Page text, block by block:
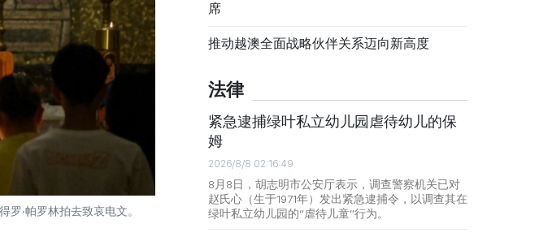
‧帕罗林拍去致哀电文。
席
推动越澳全面战略伙伴关系迈向新高度
法律
紧急逮捕绿叶私立幼儿园虐待幼儿的保
姆
2026/8/8 02:16:49
8月8日，胡志明市公安厅表示，调查警察机关已对
赵氏心（生于1971年）发出紧急逮捕令，以调查其在
绿叶私立幼儿园的“虐待儿童”行为。